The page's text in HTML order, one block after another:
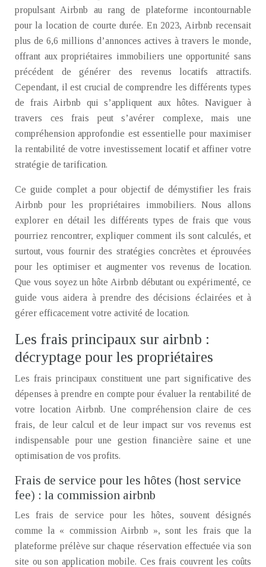
propulsant Airbnb au rang de plateforme incontournable
pour la location de courte durée. En 2023, Airbnb recensait
plus de 6,6 millions d’annonces actives à travers le monde,
offrant aux propriétaires immobiliers une opportunité sans
précédent de générer des revenus locatifs attractifs.
Cependant, il est crucial de comprendre les différents types
de frais Airbnb qui s’appliquent aux hôtes. Naviguer à
travers ces frais peut s’avérer complexe, mais une
compréhension approfondie est essentielle pour maximiser
la rentabilité de votre investissement locatif et affiner votre
stratégie de tarification.
Ce guide complet a pour objectif de démystifier les frais
Airbnb pour les propriétaires immobiliers. Nous allons
explorer en détail les différents types de frais que vous
pourriez rencontrer, expliquer comment ils sont calculés, et
surtout, vous fournir des stratégies concrètes et éprouvées
pour les optimiser et augmenter vos revenus de location.
Que vous soyez un hôte Airbnb débutant ou expérimenté, ce
guide vous aidera à prendre des décisions éclairées et à
gérer efficacement votre activité de location.
Les frais principaux sur airbnb :
décryptage pour les propriétaires
Les frais principaux constituent une part significative des
dépenses à prendre en compte pour évaluer la rentabilité de
votre location Airbnb. Une compréhension claire de ces
frais, de leur calcul et de leur impact sur vos revenus est
indispensable pour une gestion financière saine et une
optimisation de vos profits.
Frais de service pour les hôtes (host service
fee) : la commission airbnb
Les frais de service pour les hôtes, souvent désignés
comme la « commission Airbnb », sont les frais que la
plateforme prélève sur chaque réservation effectuée via son
site ou son application mobile. Ces frais couvrent les coûts